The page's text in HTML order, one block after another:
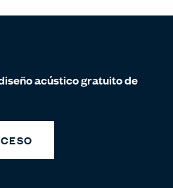
acústico gratuito de